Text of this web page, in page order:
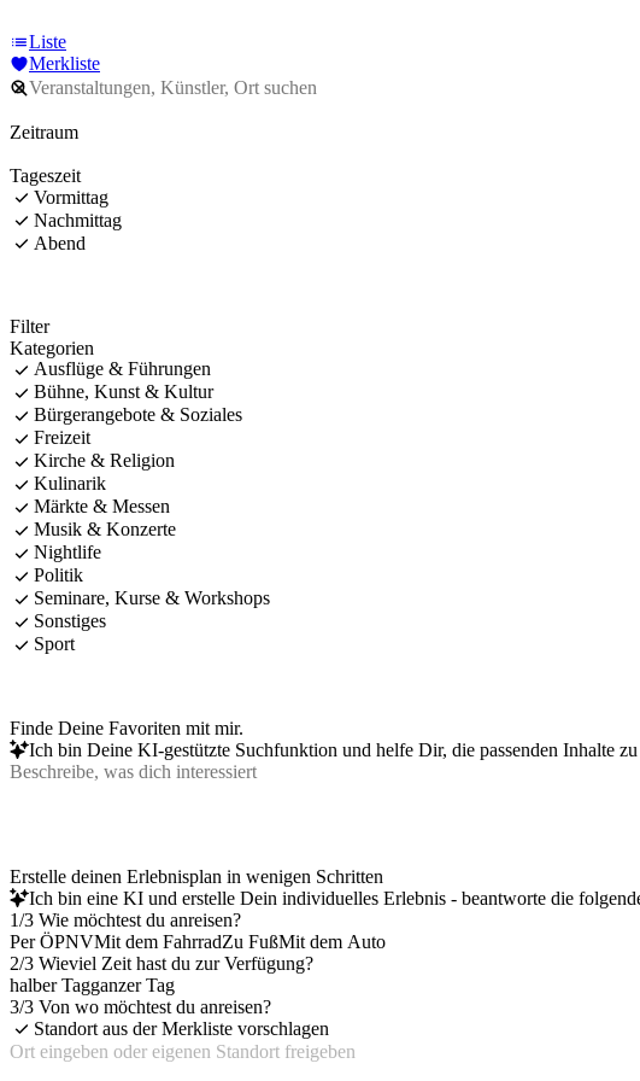
Liste
Merkliste
Zeitraum
Tageszeit
Vormittag
Nachmittag
Abend
Filter
Kategorien
Ausflüge & Führungen
Bühne, Kunst & Kultur
Bürgerangebote & Soziales
Freizeit
Kirche & Religion
Kulinarik
Märkte & Messen
Musik & Konzerte
Nightlife
Politik
Seminare, Kurse & Workshops
Sonstiges
Sport
Finde Deine Favoriten mit mir.
Ich bin Deine KI-gestützte Suchfunktion und helfe Dir, die passenden Inhalte
Erstelle deinen Erlebnisplan in wenigen Schritten
Ich bin eine KI und erstelle Dein individuelles Erlebnis - beantworte die
1/3 Wie möchtest du anreisen?
Per ÖPNVMit dem FahrradZu FußMit dem Auto
2/3 Wieviel Zeit hast du zur Verfügung?
halber Tagganzer Tag
3/3 Von wo möchtest du anreisen?
Standort aus der Merkliste vorschlagen